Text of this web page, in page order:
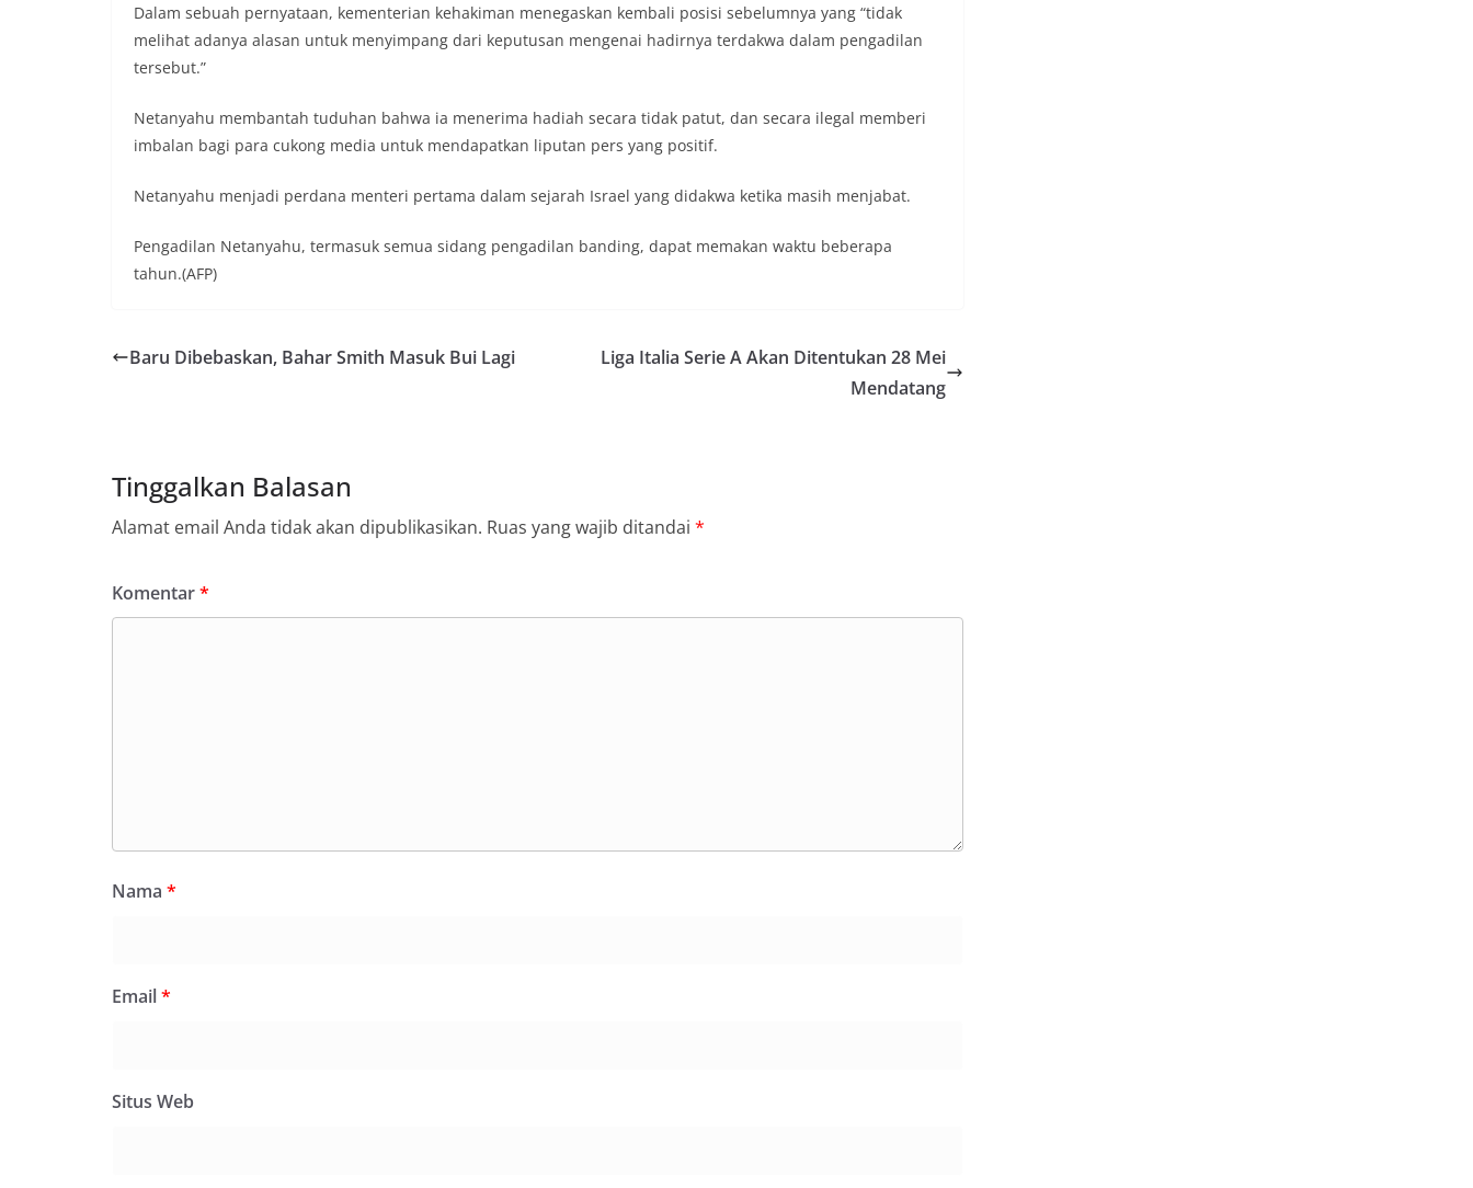
Dalam sebuah pernyataan, kementerian kehakiman menegaskan kembali posisi sebelumnya yang “tidak
melihat adanya alasan untuk menyimpang dari keputusan mengenai hadirnya terdakwa dalam pengadilan
tersebut.”
Netanyahu membantah tuduhan bahwa ia menerima hadiah secara tidak patut, dan secara ilegal memberi
imbalan bagi para cukong media untuk mendapatkan liputan pers yang positif.
Netanyahu menjadi perdana menteri pertama dalam sejarah Israel yang didakwa ketika masih menjabat.
Pengadilan Netanyahu, termasuk semua sidang pengadilan banding, dapat memakan waktu beberapa
tahun.(AFP)
Baru Dibebaskan, Bahar Smith Masuk Bui Lagi
Liga Italia Serie A Akan Ditentukan 28 Mei
Mendatang
Tinggalkan Balasan
Alamat email Anda tidak akan dipublikasikan. Ruas yang wajib ditandai *
Komentar*
Nama *
Email*
Situs Web